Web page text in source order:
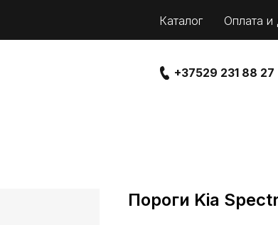
+37529 231 88 27
Каталог Оплата и
Пороги Kia